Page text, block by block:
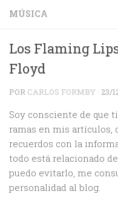
MÚSICA
Los Flaming
Floyd
POR CARLOS FORMBY · 23/
Soy consciente de que
ramas en mis artículos,
recuerdos con la
todo está relacionado
puedo evitarlo, me
personalidad al blog.